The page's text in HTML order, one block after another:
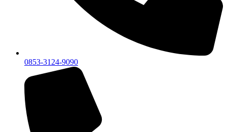
0853-3124-9090